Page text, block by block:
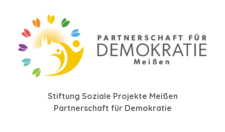
Stiftung Soziale Projekte Meißen
Partnerschaft für Demokratie